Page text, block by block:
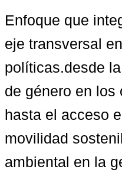
Enfoque que
eje transversal
políticas.desde
de género en los
hasta el acceso
movilidad
ambiental en la